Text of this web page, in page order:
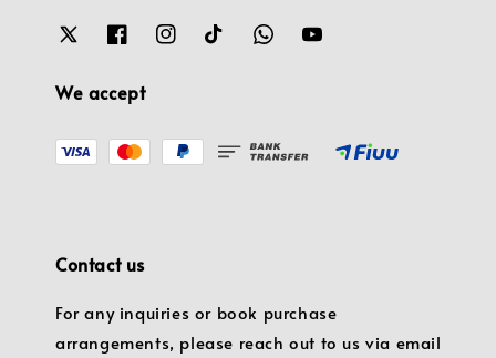
We accept
Contact us
For any inquiries or book purchase
arrangements, please reach out to us via email